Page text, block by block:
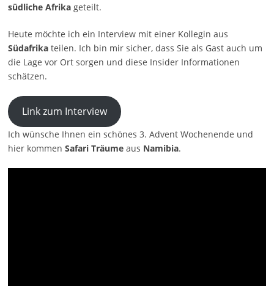
südliche Afrikageteilt.
Heute möchte ich ein Interview mit einer Kollegin aus
Südafrikateilen. Ich bin mir sicher, dass Sie als Gast auch um
die Lage vor Ort sorgen und diese Insider Informationen
schätzen.
Link zum Interview
Ich wünsche Ihnen ein schönes 3. Advent Wochenende und
hier kommen Safari Träumeaus Namibia.